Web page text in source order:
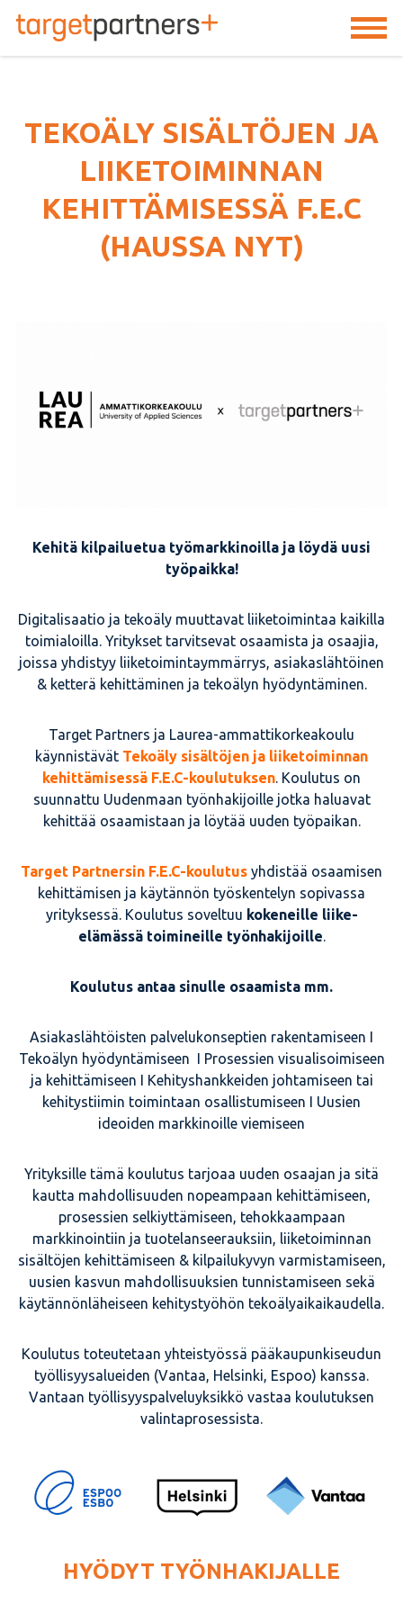
TargetPartners+
TEKOÄLY SISÄLTÖJEN JA
LIIKETOIMINNAN
KEHITTÄMISESSÄ F.E.C
(HAUSSA NYT)
Kehitä kilpailuetua työmarkkinoilla ja löydä uusi
työpaikka!
Digitalisaatio ja tekoäly muuttavat liiketoimintaa kaikilla
toimialoilla. Yritykset tarvitsevat osaamista ja osaajia,
joissa yhdistyy liiketoimintaymmärrys, asiakaslähtöinen
& ketterä kehittäminen ja tekoälyn hyödyntäminen.
Target Partners ja Laurea-ammattikorkeakoulu
käynnistävät Tekoäly sisältöjen ja liiketoiminnan
kehittämisessä F.E.C-koulutuksen. Koulutus on
suunnattu Uudenmaan työnhakijoille jotka haluavat
kehittää osaamistaan ja löytää uuden työpaikan.
Target Partnersin F.E.C-koulutus yhdistää osaamisen
kehittämisen ja käytännön työskentelyn sopivassa
yrityksessä. Koulutus soveltuu kokeneille liike-
elämässä toimineille työnhakijoille.
Koulutus antaa sinulle osaamista mm.
Asiakaslähtöisten palvelukonseptien rakentamiseen I
Tekoälyn hyödyntämiseen I Prosessien visualisoimiseen
ja kehittämiseen I Kehityshankkeiden johtamiseen tai
kehitystiimin toimintaan osallistumiseen I Uusien
ideoiden markkinoille viemiseen
Yrityksille tämä koulutus tarjoaa uuden osaajan ja sitä
kautta mahdollisuuden nopeampaan kehittämiseen,
prosessien selkiyttämiseen, tehokkaampaan
markkinointiin ja tuotelanseerauksiin, liiketoiminnan
sisältöjen kehittämiseen & kilpailukyvyn varmistamiseen,
uusien kasvun mahdollisuuksien tunnistamiseen sekä
käytännönläheiseen kehitystyöhön tekoälyaikaikaudella.
Koulutus toteutetaan yhteistyössä pääkaupunkiseudun
työllisyysalueiden (Vantaa, Helsinki, Espoo) kanssa.
Vantaan työllisyyspalveluyksikkö vastaa koulutuksen
valintaprosessista.
HYÖDYT TYÖNHAKIJALLE